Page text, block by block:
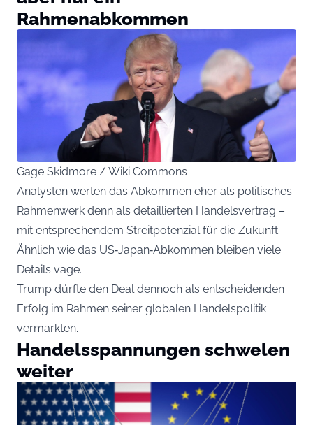
Rahmenabkommen
Gage Skidmore / Wiki Commons
Analysten werten das Abkommen eher als politisches
Rahmenwerk denn als detaillierten Handelsvertrag –
mit entsprechendem Streitpotenzial für die Zukunft.
Ähnlich wie das US‑Japan‑Abkommen bleiben viele
Details vage.
Trump dürfte den Deal dennoch als entscheidenden
Erfolg im Rahmen seiner globalen Handelspolitik
vermarkten.
Handelsspannungen schwelen
weiter